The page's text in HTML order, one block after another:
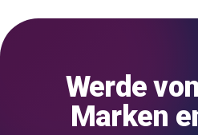
Werde
Marken